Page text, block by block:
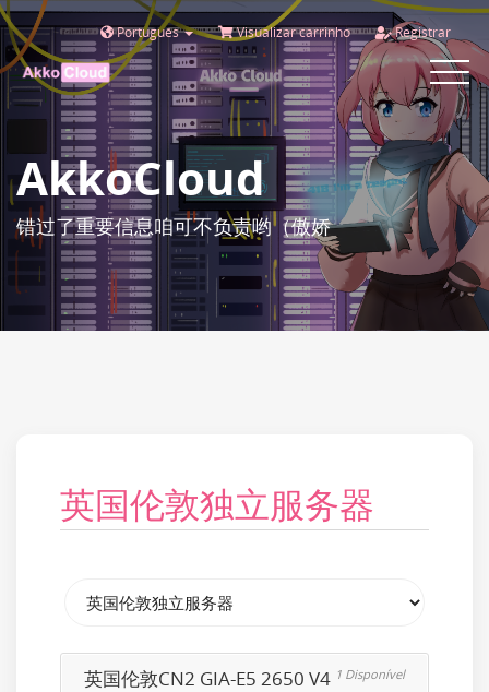
Português Visualizar carrinho Registrar
Toggle
AkkoCloud
错过了重要信息咱可不负责哟（傲娇
英国伦敦独立服务器
英国伦敦CN2 GIA-E5 2650 V4 1 Disponível